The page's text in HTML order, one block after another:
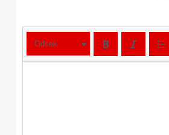
Odsek